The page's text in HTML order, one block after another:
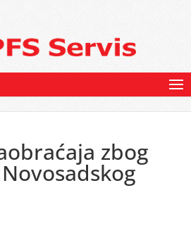
zbog